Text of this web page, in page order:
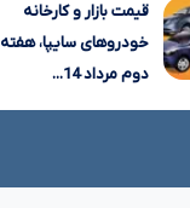
قیمت بازار و کارخانه
خودروهای سایپا، هفته
دوم مرداد 14...